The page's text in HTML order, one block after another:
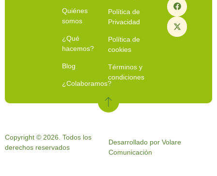
Quiénes
somos
¿Qué
hacemos?
Blog
¿Colaboramos?
Política de
Privacidad
Política de
cookies
Términos y
condiciones
Copyright © 2026. Todos los
derechos reservados
Desarrollado por Volare
Comunicación